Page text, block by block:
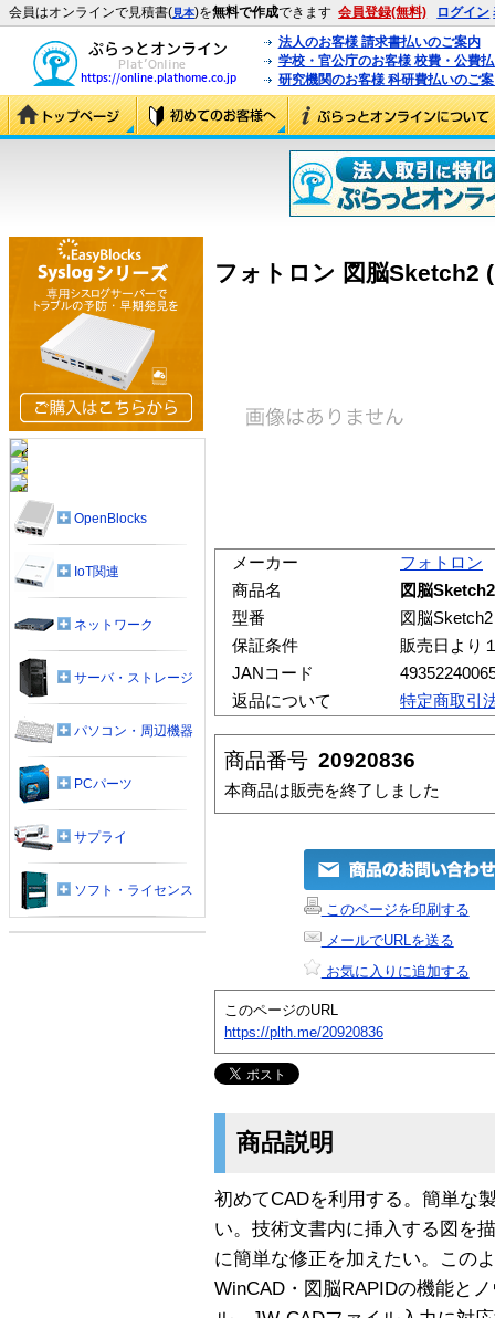
会員はオンラインで見積書(見本)を無料で作成できます 会員登録(無料) ログイン
法人のお客様 請求書払いのご案内
学校・官公庁のお客様 校費・公費
研究機関のお客様 科研費払いのご
フォトロン 図脳Sketch2
メーカー
フォトロン
商品名
図脳Sketch2
型番
図脳Sketch2
保証条件
販売日より
JANコード
返品について
特定商取引
商品番号 20920836
本商品は販売を終了しました
このページを印刷する
メールでURLを送る
お気に入りに追加する
このページのURL
https://plth.me/20920836
商品説明
初めてCADを利用する。簡単な
い。技術文書内に挿入する図を
に簡単な修正を加えたい。この
WinCAD・図脳RAPIDの機能と
OpenBlocks
IoT関連
ネットワーク
サーバ・ストレージ
パソコン・周辺機器
PCパーツ
サプライ
ソフト・ライセンス